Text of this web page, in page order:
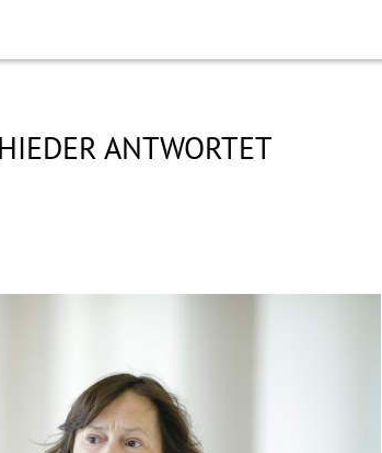
ANTWORTET